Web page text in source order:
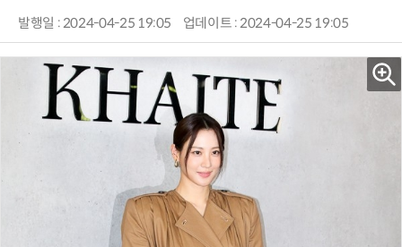
발행일 : 2024-04-25 19:05 업데이트 : 2024-04-25 19:05